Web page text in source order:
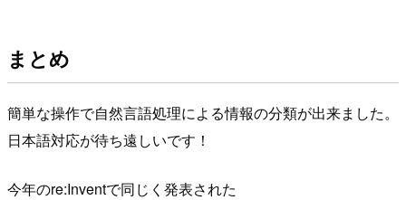
まとめ
簡単な操作で自然言語処理による情報の分類が出来ました。
日本語対応が待ち遠しいです！
今年のre:Inventで同じく発表された